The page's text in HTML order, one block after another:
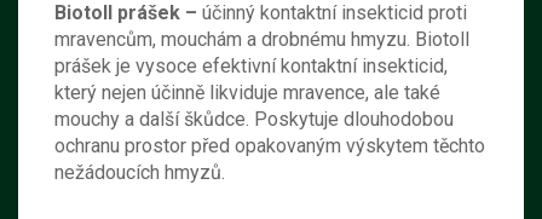
Biotoll prášek – účinný kontaktní insekticid proti
mravencům, mouchám a drobnému hmyzu. Biotoll
prášek je vysoce efektivní kontaktní insekticid,
který nejen účinně likviduje mravence, ale také
mouchy a další škůdce. Poskytuje dlouhodobou
ochranu prostor před opakovaným výskytem těchto
nežádoucích hmyzů.